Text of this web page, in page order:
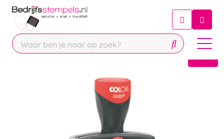
Chatbot
Chat 24/7 met onze chatbot voor
Contact